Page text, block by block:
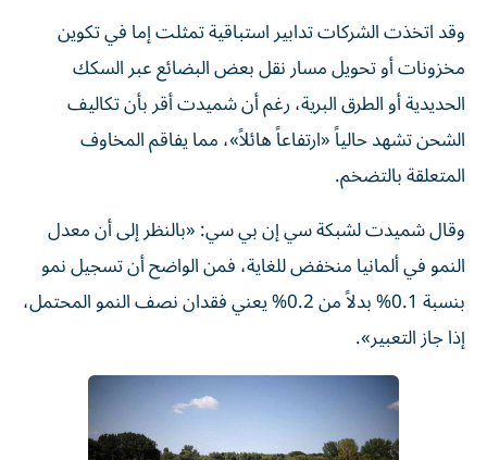
وقد اتخذت الشركات تدابير استباقية تمثلت إما في تكوين
مخزونات أو تحويل مسار نقل بعض البضائع عبر السكك
الحديدية أو الطرق البرية، رغم أن شميدت أقر بأن تكاليف
الشحن تشهد حالياً «ارتفاعاً هائلاً»، مما يفاقم المخاوف
المتعلقة بالتضخم.
وقال شميدت لشبكة سي إن بي سي: «بالنظر إلى أن معدل
النمو في ألمانيا منخفض للغاية، فمن الواضح أن تسجيل نمو
بنسبة 0.1% بدلاً من 0.2% يعني فقدان نصف النمو المحتمل،
إذا جاز التعبير».